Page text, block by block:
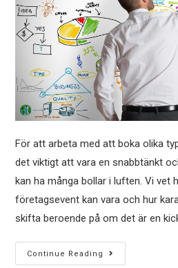
För att arbeta med att boka olika
det viktigt att vara en snabbtänkt
kan ha många bollar i luften. Vi vet
företagsevent kan vara och hur
skifta beroende på om det är en
Continue Reading